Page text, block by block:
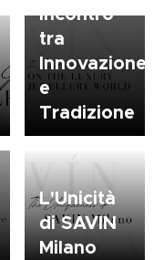
Incontro
tra
Innovazione
e
Tradizione
L'Unicità
di SAVIN
Milano